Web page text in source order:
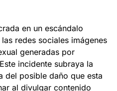
en un escándalo
redes sociales imágenes
generadas por
incidente subraya la
del posible daño que esta
al divulgar contenido